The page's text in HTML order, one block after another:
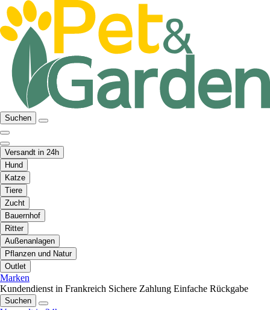
Suchen
Versandt in 24h
Hund
Katze
Tiere
Zucht
Bauernhof
Ritter
Außenanlagen
Pflanzen und Natur
Outlet
Marken
Kundendienst in Frankreich Sichere Zahlung Einfache Rückgabe
Suchen